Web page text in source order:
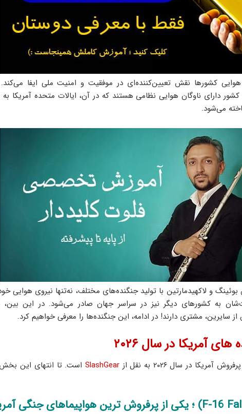
هوایی کشورها نقش تعیین‌کننده‌ای در موفقیت و امنیت ملی ایفا
منتشر شده، تقریباً ۱۶۱ کشور دارای ناوگان هوایی نظامی هستند که در آن، ایالات متحده
می‌شود.
و لاکهیدمارتین با تولید جنگنده‌های مختلف، نه‌تنها نیروی هوایی خود
سایرین، مشتری دارند! در ادامه، این جنگنده‌ها را معرفی خواهیم کرد.
آمریکا در سال ۲۰۲۶
در سال ۲۰۲۶ به نقل از SlashGear است. تا انتهای این بخش